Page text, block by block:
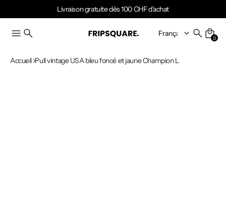
Livraison gratuite dès 100 CHF d'achat
0
Accueil Pull vintage USA bleu foncé et jaune Champion L